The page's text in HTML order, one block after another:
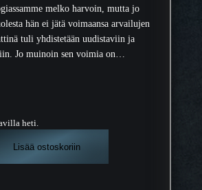
melko harvoin, mutta jo
hän ei jätä voimaansa arvailujen
tuli yhdistetään uudistaviin ja
Jo muinoin sen voimia on…
heti.
Lisää ostoskoriin